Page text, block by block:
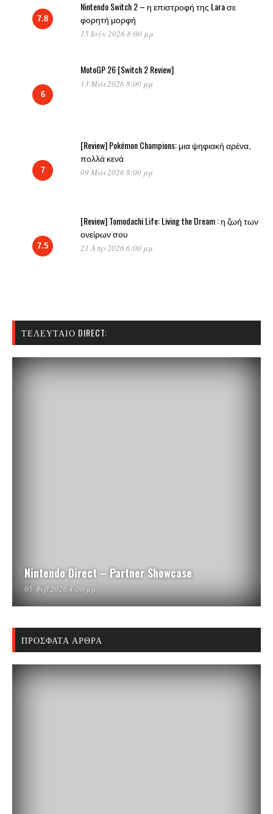
7.8
Nintendo Switch 2 – η επιστροφή της Lara σε
φορητή μορφή
15 Ιούν 2026 8:00 μμ
6
MotoGP 26 [Switch 2 Review]
13 Μάι 2026 8:00 μμ
7
[Review] Pokémon Champions: μια ψηφιακή αρένα,
πολλά κενά
09 Μάι 2026 8:00 μμ
7.5
[Review] Tomodachi Life: Living the Dream : η ζωή των
ονείρων σου
21 Απρ 2026 6:00 μμ
ΤΕΛΕΥΤΑΊΟ DIRECT:
Nintendo Direct – Partner Showcase
05 Φεβ 2026 4:00 μμ
ΠΡΌΣΦΑΤΑ ΆΡΘΡΑ